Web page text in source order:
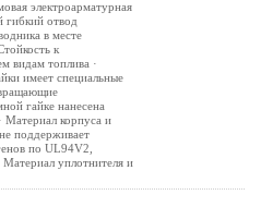
электроарматурная
гибкий отвод
в месте
к
видам топлива ·
имеет специальные
гайке нанесена
Материал корпуса и
поддерживает
по UL94V2,
уплотнителя и